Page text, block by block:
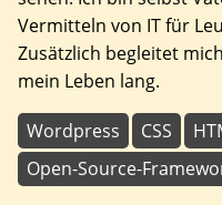
Vermitteln von IT für
Zusätzlich begleitet
mein Leben lang.
Wordpress CSS
Open-Source-